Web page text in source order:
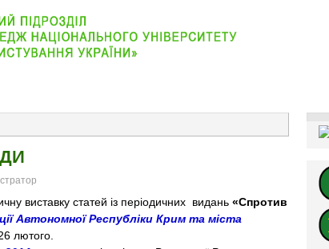
виставку статей із періодичних видань «Спротив
Автономної Республіки Крим та міста
лютого.